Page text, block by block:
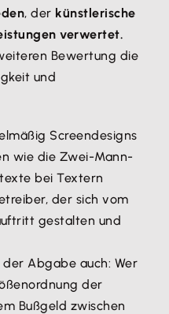
, der künstlerische
verwertet.
Bewertung die
und
Screendesigns
wie die Zwei-Mann-
bei Textern
der sich vom
gestalten und
Abgabe auch: Wer
der
Bußgeld zwischen